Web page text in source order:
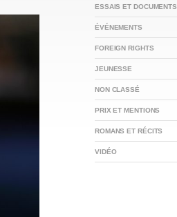
ESSAIS ET DOCUMENTS
ÉVÉNEMENTS
FOREIGN RIGHTS
JEUNESSE
NON CLASSÉ
PRIX ET MENTIONS
ROMANS ET RÉCITS
VIDÉO